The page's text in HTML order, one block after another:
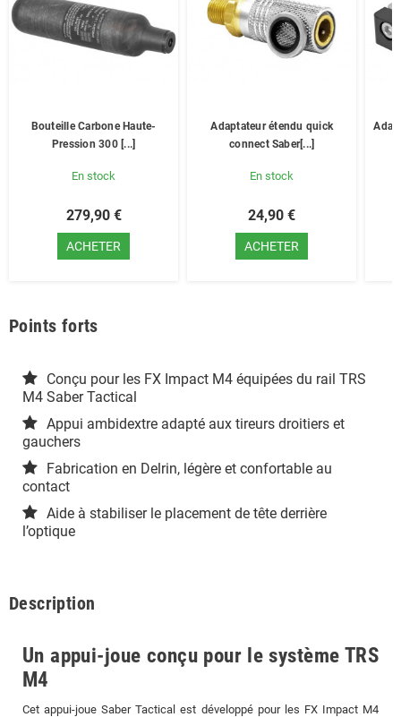
Bouteille Carbone Haute-
Pression 300 [...]
En stock
279,90 €
ACHETER
Adaptateur étendu quick
connect Saber[...]
En stock
24,90 €
ACHETER
Points forts
Conçu pour les FX Impact M4 équipées du rail TRS
M4 Saber Tactical
Appui ambidextre adapté aux tireurs droitiers et
gauchers
Fabrication en Delrin, légère et confortable au
contact
Aide à stabiliser le placement de tête derrière
l’optique
Description
Un appui-joue conçu pour le système TRS
M4
Cet appui-joue Saber Tactical est développé pour les FX Impact M4